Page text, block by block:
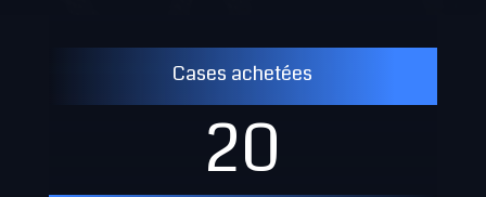
Cases achetées
20